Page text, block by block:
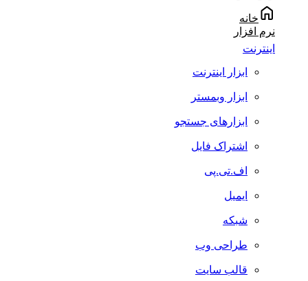
خانه
نرم افزار
اینترنت
ابزار اینترنت
ابزار وبمستر
ابزارهای جستجو
اشتراک فایل
اف.تی.پی
ایمیل
شبکه
طراحی وب
قالب سایت